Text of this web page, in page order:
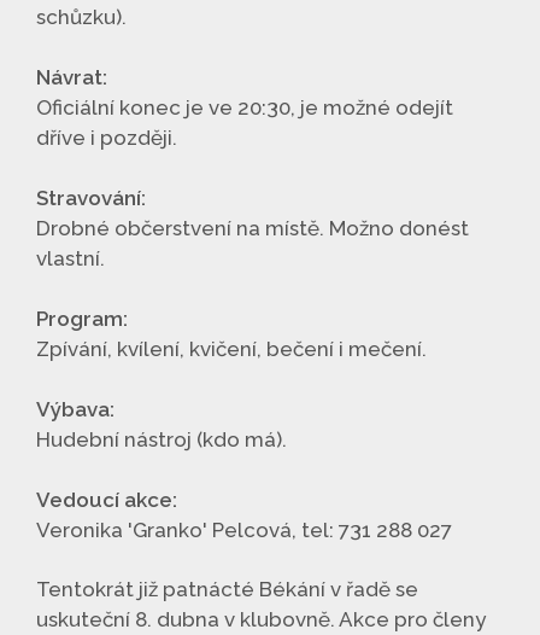
schůzku).
Návrat:
Oficiální konec je ve 20:30, je možné odejít
dříve i později.
Stravování:
Drobné občerstvení na místě. Možno donést
vlastní.
Program:
Zpívání, kvílení, kvičení, bečení i mečení.
Výbava:
Hudební nástroj (kdo má).
Vedoucí akce:
Veronika 'Granko' Pelcová, tel: 731 288 027
Tentokrát již patnácté Békání v řadě se
uskuteční 8. dubna v klubovně. Akce pro členy